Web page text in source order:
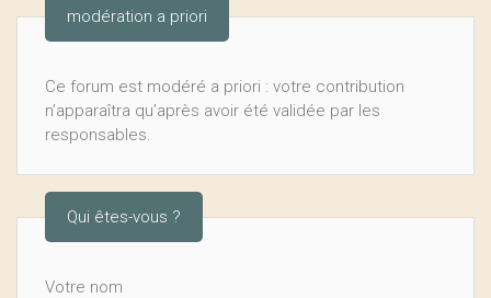
modération a priori
Ce forum est modéré a priori : votre contribution
n’apparaîtra qu’après avoir été validée par les
responsables.
Qui êtes-vous ?
Votre nom